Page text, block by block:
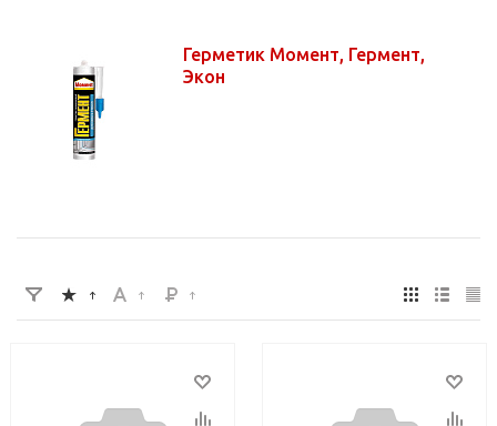
Герметик Момент, Гермент,
Экон